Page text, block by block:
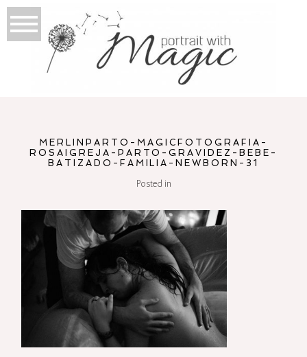
MERLINPARTO-MAGICFOTOGRAFIA-
ROSAIGREJA-PARTO-GRAVIDEZ-BEBE-
BATIZADO-FAMILIA-NEWBORN-31
Posted in